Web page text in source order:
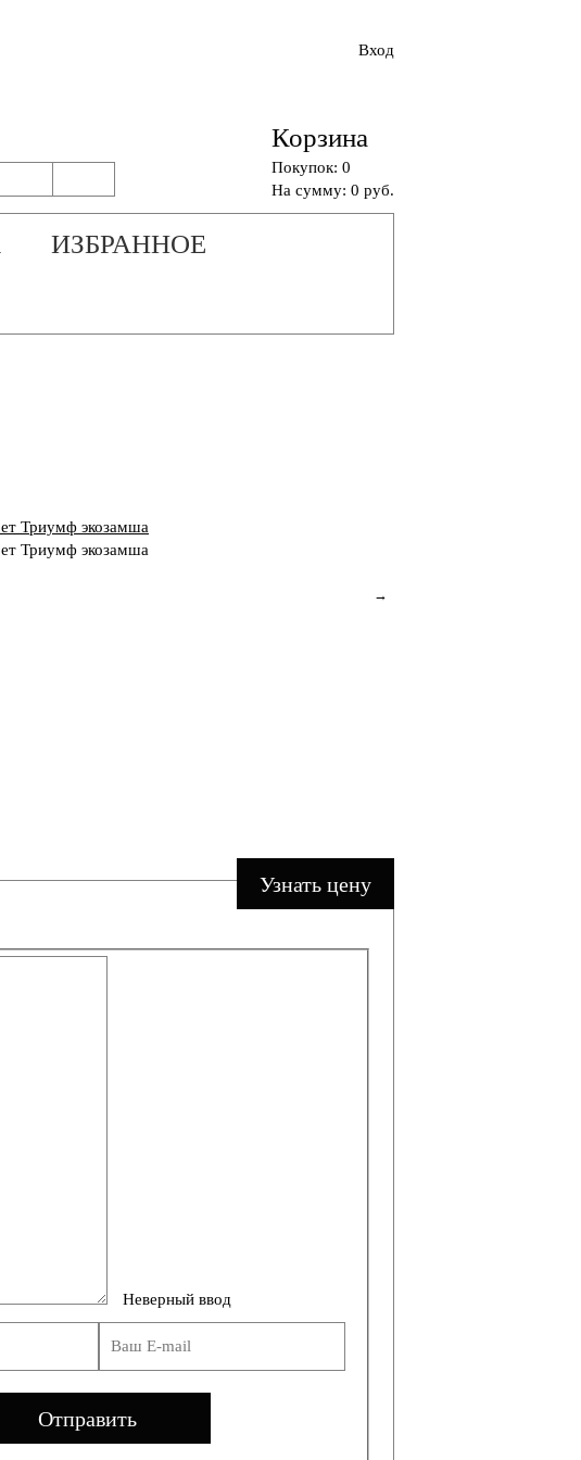
Вход
Корзина
Покупок: 0
На сумму: 0 руб.
ИЗБРАННОЕ
→
Узнать цену
Неверный ввод
Отправить